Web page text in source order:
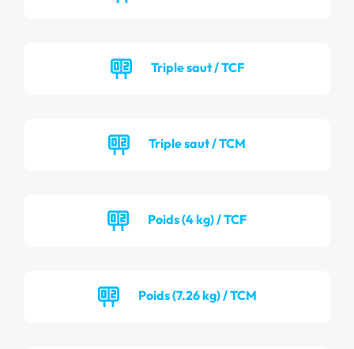
Triple saut / TCF
Triple saut / TCM
Poids (4 kg) / TCF
Poids (7.26 kg) / TCM